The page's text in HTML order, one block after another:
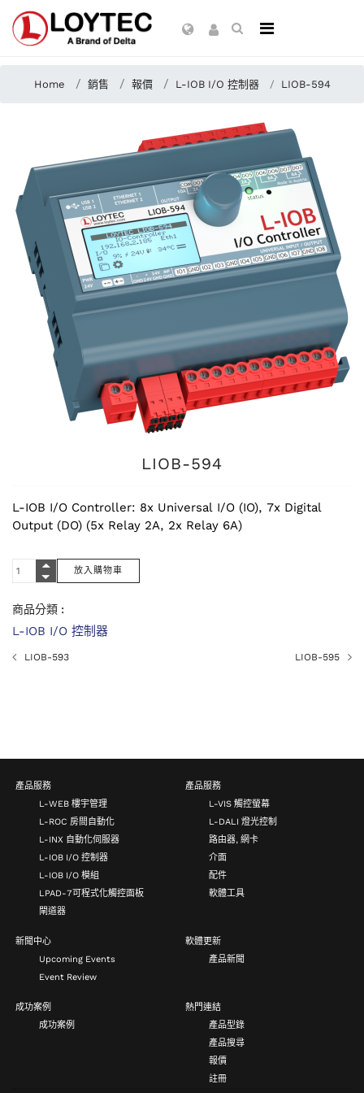
Home 銷售 報價 L-IOB I/O 控制器 LIOB-594
LIOB-594
L-IOB I/O Controller: 8x Universal I/O (IO), 7x Digital
Output (DO) (5x Relay 2A, 2x Relay 6A)
商品分類 :
L-IOB I/O 控制器
LIOB-593 LIOB-595
產品服務
L-WEB 樓宇管理
L-ROC 房間自動化
L-INX 自動化伺服器
L-IOB I/O 控制器
L-IOB I/O 模組
LPAD-7可程式化觸控面板
閘道器
產品服務
L-VIS 觸控螢幕
L-DALI 燈光控制
路由器, 網卡
介面
配件
軟體工具
新聞中心
Upcoming Events
Event Review
軟體更新
產品新聞
成功案例
成功案例
熱門連結
產品型錄
產品搜尋
報價
註冊